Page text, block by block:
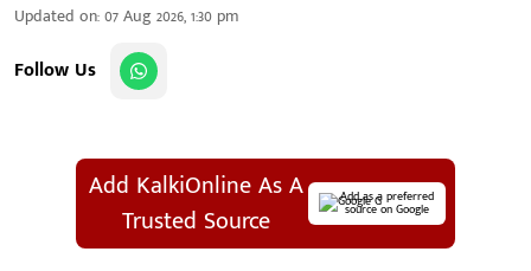
Updated on:07 Aug 2026, 1:30 pm
Follow Us
Add KalkiOnline As A
Trusted Source
Add as a preferred
source on Google